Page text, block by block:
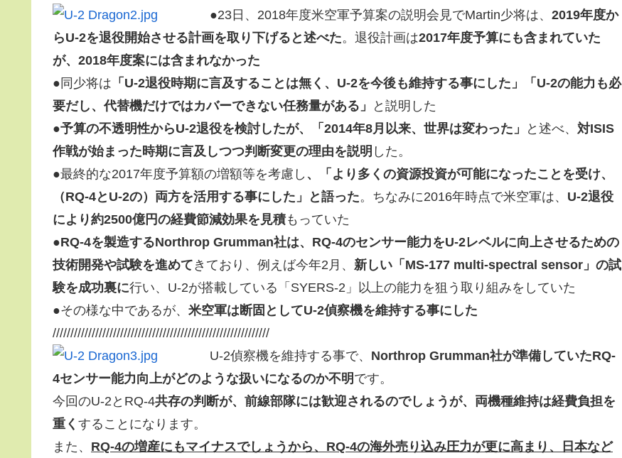
●23日、2018年度米空軍予算案の説明会見でMartin少将は、 2019年度か
らU-2を退役開始させる計画を取り下げると述べた。退役計画は2017年度予算にも含まれていた
が、2018年度案には含まれなかった
●同少将は 「U-2退役時期に言及することは無く、U-2を今後も維持する事にした」「U-2の能力も必
要だし、代替機だけではカバーできない任務量がある」
と説明した
●予算の不透明性からU-2退役を検討したが、「2014年8月以来、世界は変わった」 と述べ、 対ISIS
作戦が始まった時期に言及しつつ判断変更の理由を説明 した。
●最終的な2017年度予算額の増額等を考慮し 、「より多くの資源投資が可能になったことを受け、
（RQ-4とU-2の）両方を活用する事にした」と語った。ちなみに2016年時点で米空軍は、 U-2退役
により約2500億円の経費節減効果を見積もっていた
●RQ-4を製造するNorthrop Grumman社は、RQ-4のセンサー能力をU-2レベルに向上させるための
技術開発や試験を進めて きており、例えば今年2月、 新しい「MS-177 multi-spectral sensor」の試
験を成功裏に行い、U-2が搭載している「SYERS-2」以上の能力を狙う取り組みをしていた
●その様な中であるが、 米空軍は断固としてU-2偵察機を維持する事にした
/////////////////////////////////////////////////////////////
U-2偵察機を維持する事で、 Northrop Grumman社が準備していたRQ-
4センサー能力向上がどのような扱いになるのか不明 です。
今回のU-2とRQ-4共存の判断が、前線部隊には歓迎されるのでしょうが、両機種維持は経費負担を
重く することになります。
また、 RQ-4の増産にもマイナスでしょうから、RQ-4の海外売り込み圧力が更に高まり、日本など